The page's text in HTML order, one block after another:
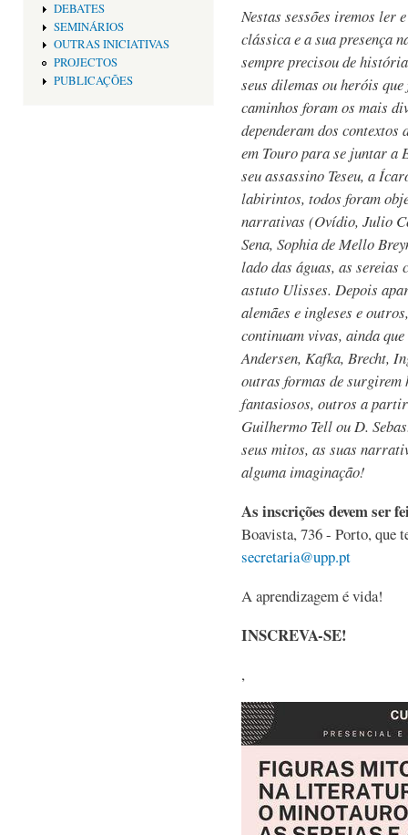
DEBATES
SEMINÁRIOS
OUTRAS INICIATIVAS
PROJECTOS
PUBLICAÇÕES
Nestas sessões iremos ler
clássica e a sua presença
sempre precisou de
seus dilemas ou heróis
caminhos foram os mais
dependeram dos contextos
em Touro para se juntar a
seu assassino Teseu, a
labirintos, todos foram
narrativas (Ovídio, Julio
Sena, Sophia de Mello
lado das águas, as
astuto Ulisses. Depois
alemães e ingleses e
continuam vivas, ainda
Andersen, Kafka, Brecht,
outras formas de
fantasiosos, outros a
Guilhermo Tell ou D.
seus mitos, as suas
alguma imaginação!
As inscrições devem ser
Boavista, 736 - Porto, que
secretaria@upp.pt
A aprendizagem é vida!
INSCREVA-SE!
,